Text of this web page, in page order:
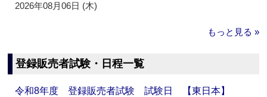
2026年08月06日 (木)
もっと見る »
登録販売者試験・日程一覧
令和8年度 登録販売者試験 試験日 【東日本】